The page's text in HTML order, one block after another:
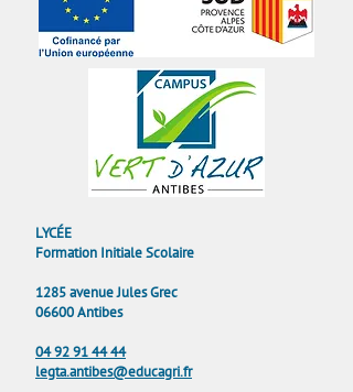
LYCÉE
Formation Initiale Scolaire
1285 avenue Jules Grec
06600 Antibes
04 92 91 44 44
legta.antibes@educagri.fr